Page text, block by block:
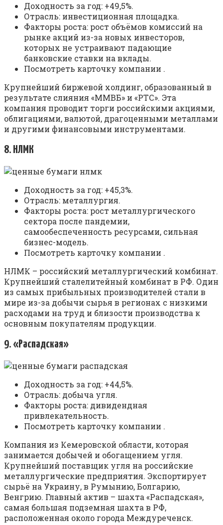
Доходность за год: +49,5%.
Отрасль: инвестиционная площадка.
Факторы роста: рост объёмов комиссий на
рынке акций из-за новых инвесторов,
которых не устраивают падающие
банковские ставки на вклады.
Посмотреть карточку компании .
Крупнейший биржевой холдинг, образованный в
результате слияния «ММВБ» и «РТС». Эта
компания проводит торги российскими акциями,
облигациями, валютой, драгоценными металлами
и другими финансовыми инструментами.
8. НЛМК
Доходность за год: +45,3%.
Отрасль: металлургия.
Факторы роста: рост металлургического
сектора после пандемии,
самообеспеченность ресурсами, сильная
бизнес-модель.
Посмотреть карточку компании .
НЛМК – российский металлургический комбинат.
Крупнейший сталелитейный комбинат в РФ. Один
из самых прибыльных производителей стали в
мире из-за добычи сырья в регионах с низкими
расходами на труд и близости производства к
основным покупателям продукции.
9. «Распадская»
Доходность за год: +44,5%.
Отрасль: добыча угля.
Факторы роста: дивидендная
привлекательность.
Посмотреть карточку компании .
Компания из Кемеровской области, которая
занимается добычей и обогащением угля.
Крупнейший поставщик угля на российские
металлургические предприятия. Экспортирует
сырьё на Украину, в Румынию, Болгарию,
Венгрию. Главный актив – шахта «Распадская»,
самая большая подземная шахта в РФ,
расположенная около города Междуреченск.